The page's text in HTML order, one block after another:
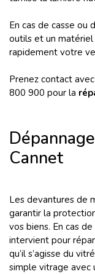
En cas de casse ou
outils et un
rapidement votre
Prenez contact
800 900 pour la
Cannet
Les devantures de
garantir la
vos biens. En cas
intervient pour
qu’il s’agisse du
simple vitrage avec